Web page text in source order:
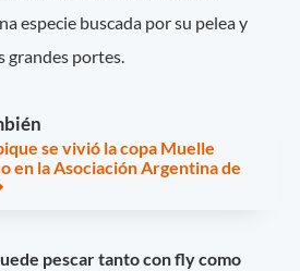
especie buscada por su pelea y
grandes portes.
se vivió la copa Muelle
en la Asociación Argentina de
pescar tanto con fly como